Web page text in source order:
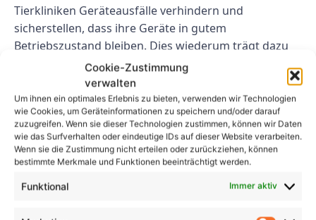
Cookie-Zustimmung
verwalten
Um ihnen ein optimales Erlebnis zu bieten, verwenden wir Technologien
wie Cookies, um Geräteinformationen zu speichern und/oder darauf
zuzugreifen. Wenn sie dieser Technologien zustimmen, können wir Daten
wie das Surfverhalten oder eindeutige IDs auf dieser Website verarbeiten.
Wenn sie die Zustimmung nicht erteilen oder zurückziehen, können
bestimmte Merkmale und Funktionen beeinträchtigt werden.
Funktional Immer aktiv
Tierkliniken Geräteausfälle verhindern und
sicherstellen, dass ihre Geräte in gutem
Betriebszustand bleiben. Dies wiederum trägt dazu
bei, die Effizienz der Veterinärdienste zu verbessern
und die Gesamtqualität der Tierpflege zu verbessern.
5. Fazit
Elektroprüfung spielt eine entscheidende Rolle bei
der Gewährleistung der Sicherheit, Compliance und
Effizienz von Tierkliniken. Durch die Durchführung
Unfälle verhindern, die Geräteleistung